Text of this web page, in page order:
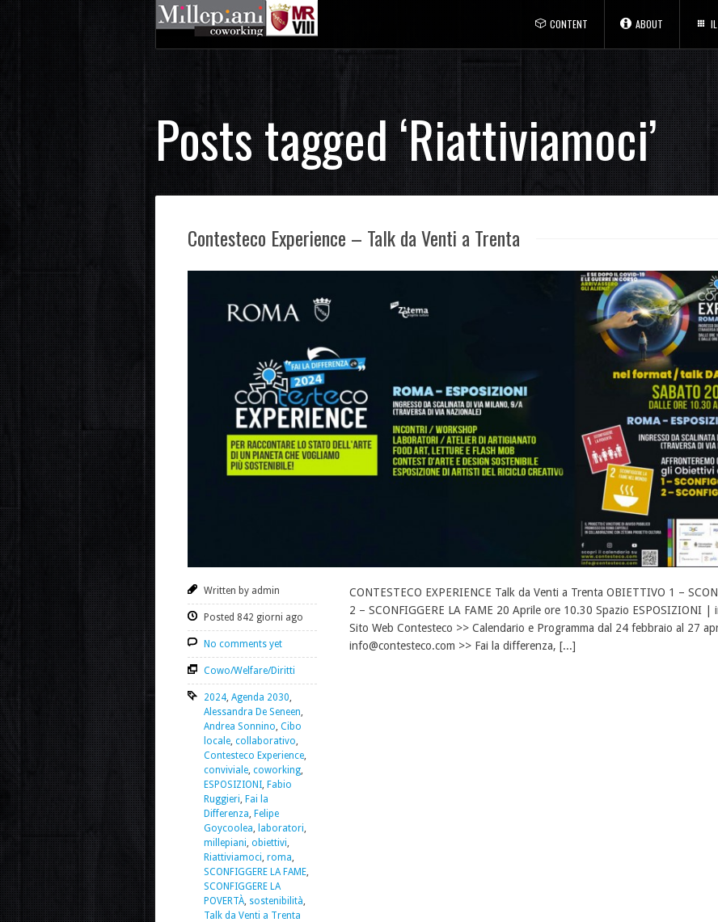
CONTENT ABOUT
Posts tagged ‘Riattiviamoci’
Contesteco Experience – Talk da Venti a Trenta
Written by admin
Posted 842 giorni ago
No comments yet
Cowo/Welfare/Diritti
2024 Agenda 2030
Alessandra De Seneen
Andrea Sonnino Cibo
locale collaborativo
Contesteco Experience
conviviale coworking
ESPOSIZIONI Fabio
Ruggieri Fai la
Differenza Felipe
Goycoolea
laboratori
millepiani obiettivi
Riattiviamoci roma
SCONFIGGERE LA FAME
SCONFIGGERE LA
POVERTÀ sostenibilità
Talk da Venti a Trenta
CONTESTECO EXPERIENCE Talk da Venti a Trenta OBIETTIVO 1 –
2 – SCONFIGGERE LA FAME 20 Aprile ore 10.30 Spazio ESPOSIZIONI
Sito Web Contesteco >> Calendario e Programma dal 24 febbraio al 27
info@contesteco.com >> Fai la differenza, [...]